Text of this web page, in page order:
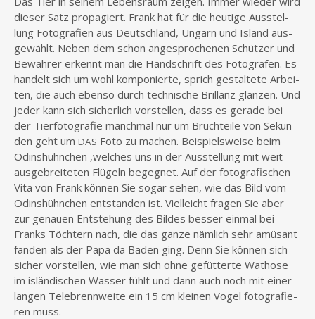
die­ser Satz pro­pa­giert. Frank hat für die heu­ti­ge Aus­stel­
lung Foto­gra­fien aus Deutsch­land, Ungarn und Island aus­
ge­wählt. Neben dem schon ange­spro­che­nen Schüt­zer und
Bewah­rer erkennt man die Hand­schrift des Foto­gra­fen. Es
han­delt sich um wohl kom­po­nier­te, sprich gestal­te­te Arbei­
ten, die auch eben­so durch tech­ni­sche Bril­lanz glän­zen. Und
jeder kann sich sicher­lich vor­stel­len, dass es gera­de bei
der Tier­fo­to­gra­fie manch­mal nur um Bruch­tei­le von Sekun­
den geht um DAS Foto zu machen. Bei­spiels­wei­se beim
Odins­hühn­chen ‚wel­ches uns in der Aus­stel­lung mit weit
aus­ge­brei­te­ten Flü­geln begeg­net. Auf der foto­gra­fi­schen
Vita von Frank kön­nen Sie sogar sehen, wie das Bild vom
Odins­hühn­chen ent­stan­den ist. Viel­leicht fra­gen Sie aber
zur genau­en Ent­ste­hung des Bil­des bes­ser ein­mal bei
Franks Töch­tern nach, die das gan­ze näm­lich sehr amü­sant
fan­den als der Papa da Baden ging. Denn Sie kön­nen sich
sicher vor­stel­len, wie man sich ohne gefüt­ter­te Wat­ho­se
im islän­di­schen Was­ser fühlt und dann auch noch mit einer
lan­gen Tele­brenn­wei­te ein 15 cm klei­nen Vogel foto­gra­fie­
ren muss.